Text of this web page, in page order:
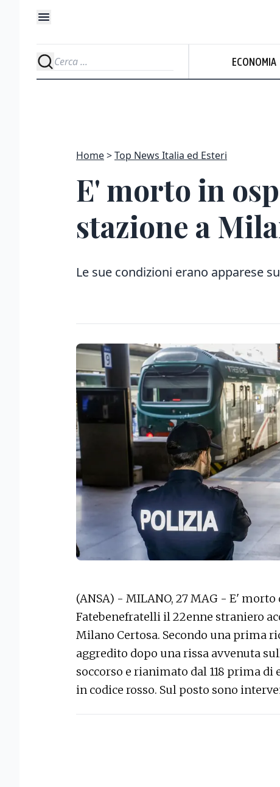
ECONOMIA
Home Top News Italia ed Esteri
E' morto in
stazione a
Le sue condizioni erano apparese
(ANSA) - MILANO, 27 MAG - E'
Fatebenefratelli il 22enne straniero
Milano Certosa. Secondo una prima
aggredito dopo una rissa avvenuta
soccorso e rianimato dal 118 prima
in codice rosso. Sul posto sono